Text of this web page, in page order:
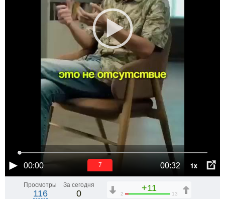
00:00 00:32 1x
6
Просмотры
116
За сегодня
0
+11
2 13